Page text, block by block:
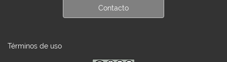
Contacto
Términos de uso